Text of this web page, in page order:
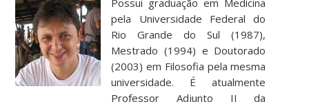
pela Universidade Federal do
Rio Grande do Sul (1987),
Mestrado (1994) e Doutorado
(2003) em Filosofia pela mesma
universidade. É atualmente
Professor Adjunto II da